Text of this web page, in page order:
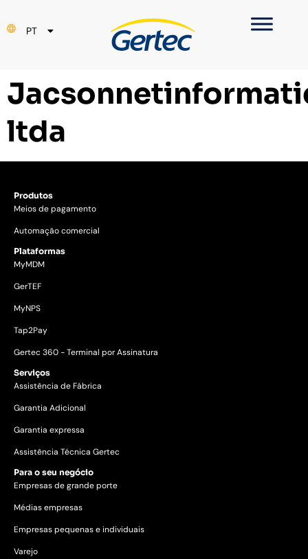
PT
ES
ltda
Produtos
Meios de pagamento
Automação comercial
Plataformas
MyMDM
GerTEF
MyNPS
Tap2Pay
Gertec 360 - Terminal por Assinatura
Serviços
Assistência de Fábrica
Garantia Adicional
Garantia expressa
Assistência Técnica Gertec
Para o seu negócio
Empresas de grande porte
Médias empresas
Empresas pequenas e individuais
Varejo